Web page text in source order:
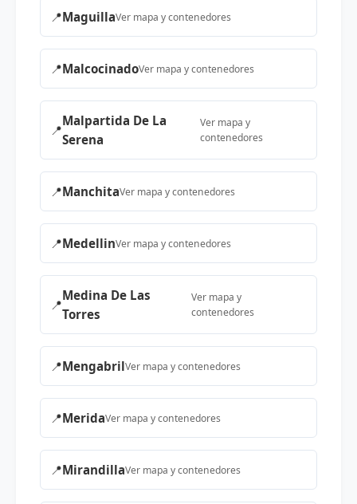
📍MaguillaVer mapa y contenedores
📍MalcocinadoVer mapa y contenedores
📍
Malpartida De La
Serena
Ver mapa y
contenedores
📍ManchitaVer mapa y contenedores
📍MedellinVer mapa y contenedores
📍
Medina De Las
Torres
Ver mapa y
contenedores
📍MengabrilVer mapa y contenedores
📍MeridaVer mapa y contenedores
📍MirandillaVer mapa y contenedores